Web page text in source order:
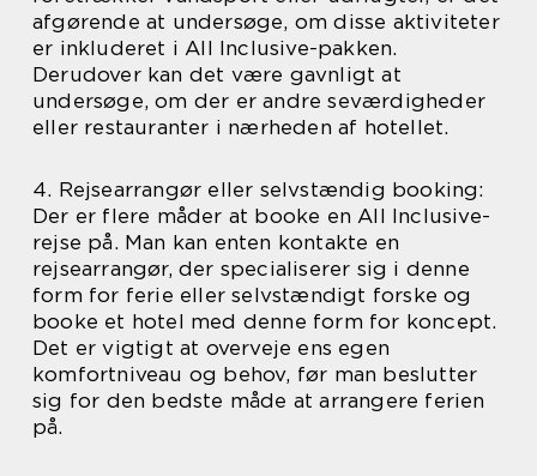
afgørende at undersøge, om disse aktiviteter
er inkluderet i All Inclusive-pakken.
Derudover kan det være gavnligt at
undersøge, om der er andre seværdigheder
eller restauranter i nærheden af hotellet.
4. Rejsearrangør eller selvstændig booking:
Der er flere måder at booke en All Inclusive-
rejse på. Man kan enten kontakte en
rejsearrangør, der specialiserer sig i denne
form for ferie eller selvstændigt forske og
booke et hotel med denne form for koncept.
Det er vigtigt at overveje ens egen
komfortniveau og behov, før man beslutter
sig for den bedste måde at arrangere ferien
på.